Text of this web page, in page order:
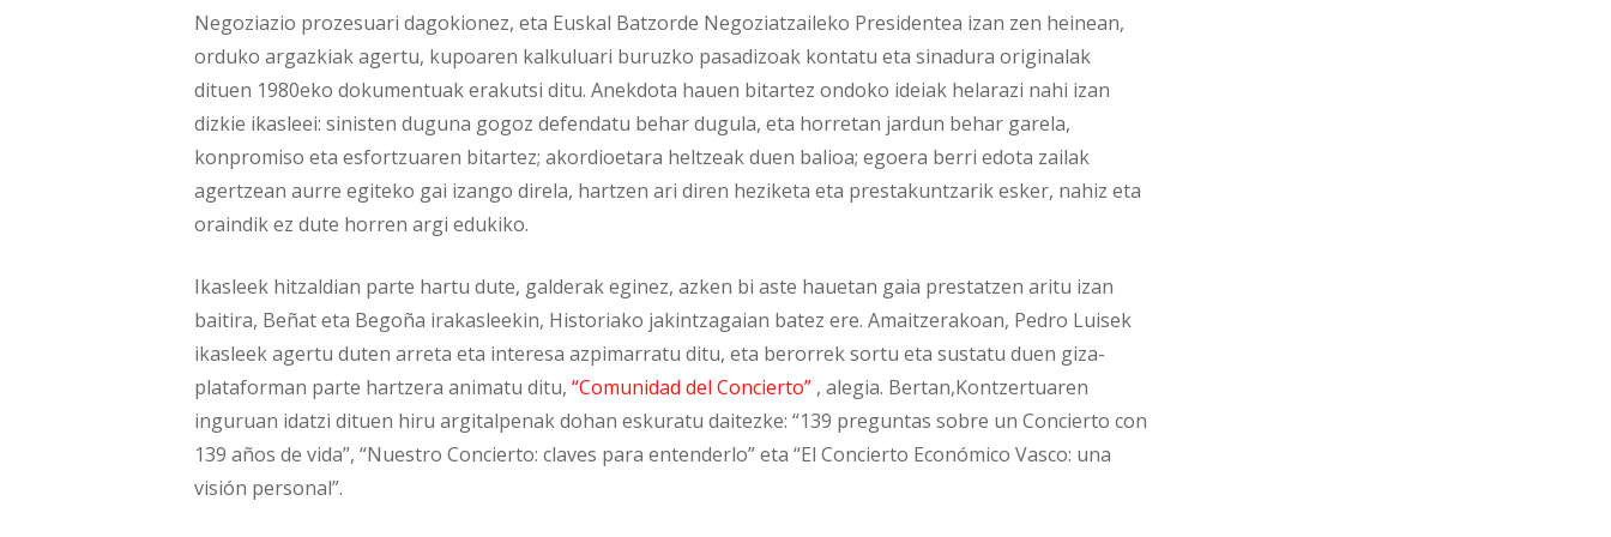
Negoziazio prozesuari dagokionez, eta Euskal Batzorde Negoziatzaileko Presidentea izan zen heinean,
orduko argazkiak agertu, kupoaren kalkuluari buruzko pasadizoak kontatu eta sinadura originalak
dituen 1980eko dokumentuak erakutsi ditu. Anekdota hauen bitartez ondoko ideiak helarazi nahi izan
dizkie ikasleei: sinisten duguna gogoz defendatu behar dugula, eta horretan jardun behar garela,
konpromiso eta esfortzuaren bitartez; akordioetara heltzeak duen balioa; egoera berri edota zailak
agertzean aurre egiteko gai izango direla, hartzen ari diren heziketa eta prestakuntzarik esker, nahiz eta
oraindik ez dute horren argi edukiko.
Ikasleek hitzaldian parte hartu dute, galderak eginez, azken bi aste hauetan gaia prestatzen aritu izan
baitira, Beñat eta Begoña irakasleekin, Historiako jakintzagaian batez ere. Amaitzerakoan, Pedro Luisek
ikasleek agertu duten arreta eta interesa azpimarratu ditu, eta berorrek sortu eta sustatu duen giza-
plataforman parte hartzera animatu ditu, “Comunidad del Concierto”, alegia. Bertan,Kontzertuaren
inguruan idatzi dituen hiru argitalpenak dohan eskuratu daitezke: “139 preguntas sobre un Concierto con
139 años de vida”, “Nuestro Concierto: claves para entenderlo” eta “El Concierto Económico Vasco: una
visión personal”.